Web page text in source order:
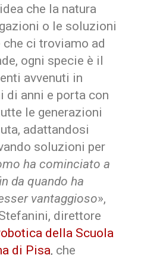
che la natura
o le soluzioni
ci troviamo ad
ogni specie è il
avvenuti in
di anni e porta con
le generazioni
adattandosi
soluzioni per
ha cominciato a
da quando ha
vantaggioso»,
direttore
della Scuola
di Pisa, che